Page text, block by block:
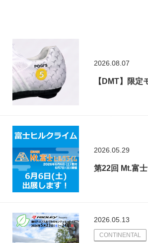
2026.08.07
【DMT】限
2026.05.29
第22回 Mt.富
2026.05.13
CONTINENTAL